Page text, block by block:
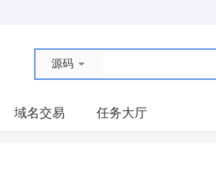
源码
域名交易 任务大厅